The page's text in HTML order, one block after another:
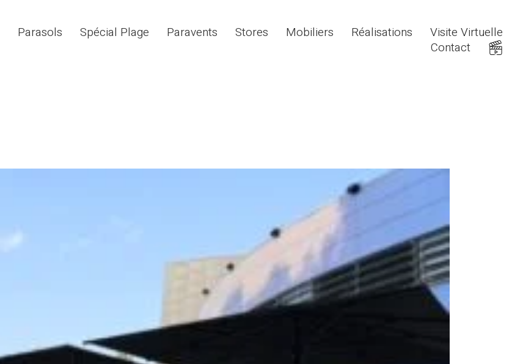
Parasols Spécial Plage Paravents Stores Mobiliers Réalisations
Visite Virtuelle
Contact